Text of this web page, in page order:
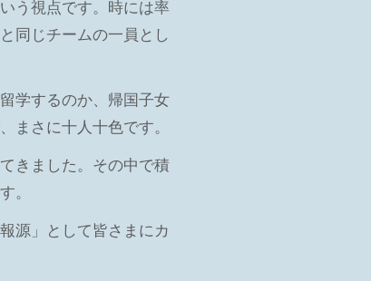
う視点です。時には率
同じチームの一員とし
学するのか、帰国子女
まさに十人十色です。
きました。その中で積
。
源」として皆さまにカ